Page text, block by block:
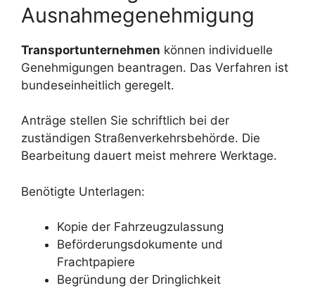
Ausnahmegenehmigung
Transportunternehmen können individuelle
Genehmigungen beantragen. Das Verfahren ist
bundeseinheitlich geregelt.
Anträge stellen Sie schriftlich bei der
zuständigen Straßenverkehrsbehörde. Die
Bearbeitung dauert meist mehrere Werktage.
Benötigte Unterlagen:
Kopie der Fahrzeugzulassung
Beförderungsdokumente und
Frachtpapiere
Begründung der Dringlichkeit